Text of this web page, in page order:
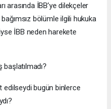
arasında İBB’ye dilekçeler
bölümle ilgili hukuka
İBB neden harekete
edilseydi bugün binlerce